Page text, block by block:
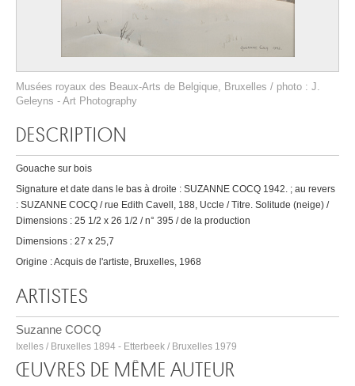
Musées royaux des Beaux-Arts de Belgique, Bruxelles / photo : J.
Geleyns - Art Photography
DESCRIPTION
Gouache sur bois
Signature et date dans le bas à droite : SUZANNE COCQ 1942. ; au revers
: SUZANNE COCQ / rue Edith Cavell, 188, Uccle / Titre. Solitude (neige) /
Dimensions : 25 1/2 x 26 1/2 / n° 395 / de la production
Dimensions : 27 x 25,7
Origine : Acquis de l'artiste, Bruxelles, 1968
ARTISTES
Suzanne COCQ
Ixelles / Bruxelles 1894 - Etterbeek / Bruxelles 1979
ŒUVRES DE MÊME AUTEUR